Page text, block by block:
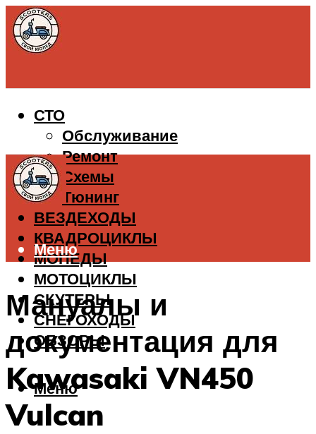
СТО
Обслуживание
Ремонт
Схемы
Тюнинг
ВЕЗДЕХОДЫ
КВАДРОЦИКЛЫ
МОПЕДЫ
МОТОЦИКЛЫ
СКУТЕРЫ
СНЕГОХОДЫ
ОБЗОРЫ
Меню
Меню
Мануалы и
документация для
Kawasaki VN450
Vulcan